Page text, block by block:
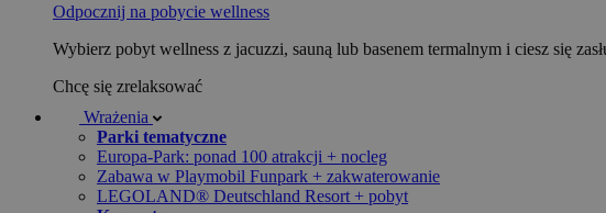
Odpocznij na pobycie wellness
Wybierz pobyt wellness z jacuzzi, sauną lub basenem termalnym i ciesz się
Chcę się zrelaksować
Wrażenia
Parki tematyczne
Europa-Park: ponad 100 atrakcji + nocleg
Zabawa w Playmobil Funpark + zakwaterowanie
LEGOLAND® Deutschland Resort + pobyt